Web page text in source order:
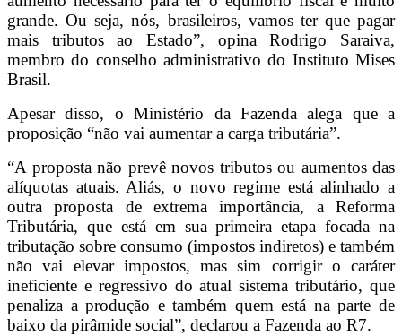
grande. Ou seja, nós, brasileiros, vamos ter que pagar
mais tributos ao Estado”, opina Rodrigo Saraiva,
membro do conselho administrativo do Instituto Mises
Brasil.
Apesar disso, o Ministério da Fazenda alega que a
proposição “não vai aumentar a carga tributária”.
“A proposta não prevê novos tributos ou aumentos das
alíquotas atuais. Aliás, o novo regime está alinhado a
outra proposta de extrema importância, a Reforma
Tributária, que está em sua primeira etapa focada na
tributação sobre consumo (impostos indiretos) e também
não vai elevar impostos, mas sim corrigir o caráter
ineficiente e regressivo do atual sistema tributário, que
penaliza a produção e também quem está na parte de
baixo da pirâmide social”, declarou a Fazenda ao R7.